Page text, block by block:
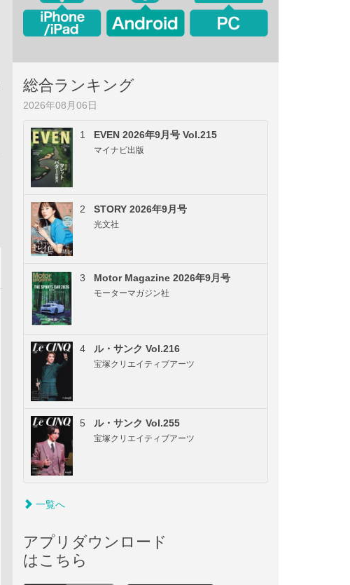
総合ランキング
2026年08月06日
1 EVEN 2026年9月号 Vol.215
マイナビ出版
2 STORY 2026年9月号
光文社
3 Motor Magazine 2026年9月号
モーターマガジン社
4 ル・サンク Vol.216
宝塚クリエイティブアーツ
5 ル・サンク Vol.255
宝塚クリエイティブアーツ
一覧へ
アプリダウンロード
はこちら